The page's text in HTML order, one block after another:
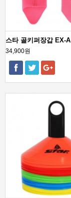
스타 골키퍼장갑 EX-A
34,900원